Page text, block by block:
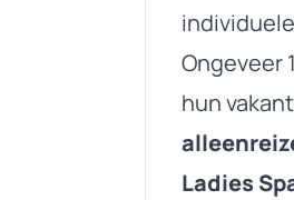
Ongeveer
hun
Ladies